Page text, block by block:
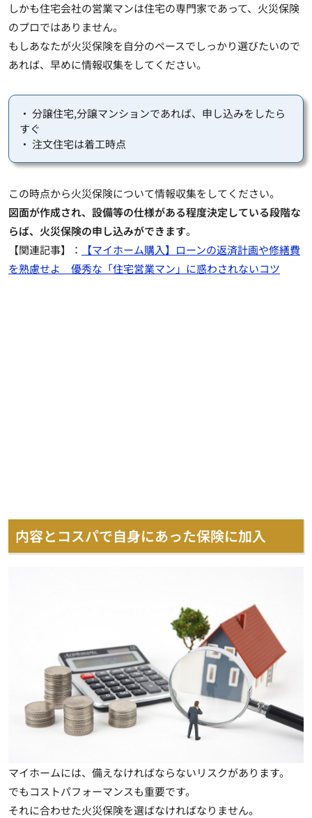
しかも住宅会社の営業マンは住宅の専門家であって、火災保険
のプロではありません。
もしあなたが火災保険を自分のペースでしっかり選びたいので
あれば、早めに情報収集をしてください。
・ 分譲住宅,分譲マンションであれば、申し込みをしたら
すぐ
・ 注文住宅は着工時点
この時点から火災保険について情報収集をしてください。
図面が作成され、設備等の仕様がある程度決定している段階な
らば、火災保険の申し込みができます。
【関連記事】：
【マイホーム購入】ローンの返済計画や修繕費
を熟慮せよ 優秀な「住宅営業マン」に惑わされないコツ
内容とコスパで自身にあった保険に加入
マイホームには、備えなければならないリスクがあります。
でもコストパフォーマンスも重要です。
それに合わせた火災保険を選ばなければなりません。